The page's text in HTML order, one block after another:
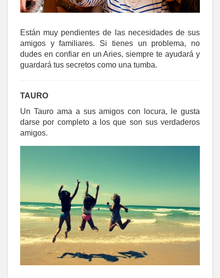
Están muy pendientes de las necesidades de sus
amigos y familiares. Si tienes un problema, no
dudes en confiar en un Aries, siempre te ayudará y
guardará tus secretos como una tumba.
TAURO
Un Tauro ama a sus amigos con locura, le gusta
darse por completo a los que son sus verdaderos
amigos.